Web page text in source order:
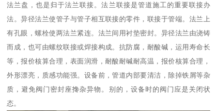
法兰盘，也是归于法兰联接。法兰联接是管道施工的重要联接办
法。异径法兰使管子与管子相互联接的零件，联接于管端。法兰上
有孔眼，螺栓使两法兰紧连。法兰间用衬垫密封。异径法兰由浇铸
而成，也可由螺纹联接或焊接构成。抗防腐，耐酸碱，运用寿命长
等，报价核算合理，表面润滑，耐酸耐碱耐高温，报价核算合理，
外形漂亮，质感功能强。设备前，管道内部要清洁，除掉铁屑等杂
质，避免阀门密封座搀杂异物。别的，设备时的阀门应是关闭状
态。